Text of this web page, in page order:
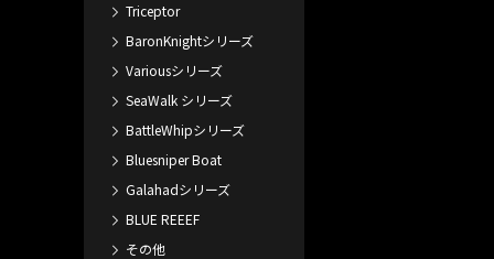
Triceptor
BaronKnightシリーズ
Variousシリーズ
SeaWalk シリーズ
BattleWhipシリーズ
Bluesniper Boat
Galahadシリーズ
BLUE REEEF
その他